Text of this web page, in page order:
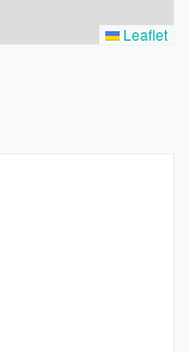
Leaflet